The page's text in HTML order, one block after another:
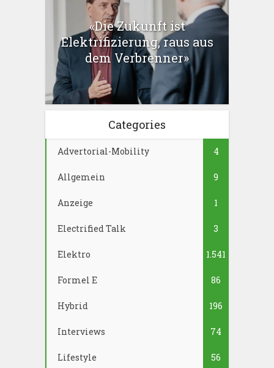
«Die Zukunft ist
Elektrifizierung, raus aus
dem Verbrenner»
Categories
Advertorial-Mobility 4
Allgemein 9
Anzeige 1
Electrified Talk 3
Elektro 1.541
Formel E 86
Hybrid 196
Interviews 74
Lifestyle 56